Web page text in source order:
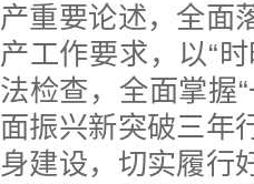
产重要论述，全面
产工作要求，以“
法检查，全面掌握
面振兴新突破三年
身建设，切实履行